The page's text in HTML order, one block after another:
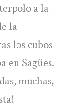
a la
la
los cubos
en Sagües.
muchas,